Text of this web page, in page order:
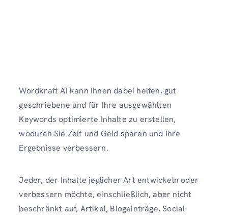
Wordkraft AI kann Ihnen dabei helfen, gut
geschriebene und für Ihre ausgewählten
Keywords optimierte Inhalte zu erstellen,
wodurch Sie Zeit und Geld sparen und Ihre
Ergebnisse verbessern.
Jeder, der Inhalte jeglicher Art entwickeln oder
verbessern möchte, einschließlich, aber nicht
beschränkt auf, Artikel, Blogeinträge, Social-